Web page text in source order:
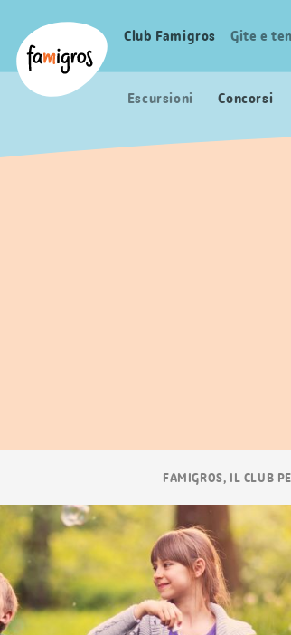
segnalibri
Logo
Navigazione
Club Famigros Gite e
Escursioni Concorsi
FAMIGROS, IL CLUB